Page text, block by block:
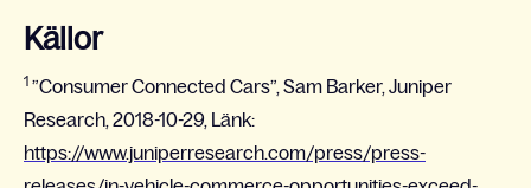
Källor
1 ”Consumer Connected Cars”, Sam Barker, Juniper
Research, 2018-10-29, Länk:
https://www.juniperresearch.com/press/press-